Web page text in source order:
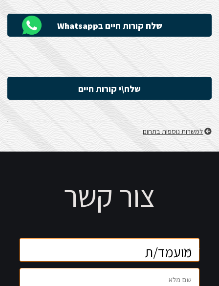
שלח קורות חיים בWhatsapp
שלח\י קורות חיים
למשרות נוספות בתחום
צור קשר